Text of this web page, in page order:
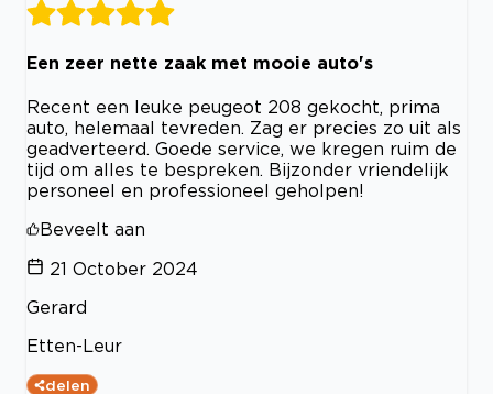
Een zeer nette zaak met mooie auto's
Recent een leuke peugeot 208 gekocht, prima
auto, helemaal tevreden. Zag er precies zo uit als
geadverteerd. Goede service, we kregen ruim de
tijd om alles te bespreken. Bijzonder vriendelijk
personeel en professioneel geholpen!
Beveelt aan
21 October 2024
Gerard
Etten-Leur
delen